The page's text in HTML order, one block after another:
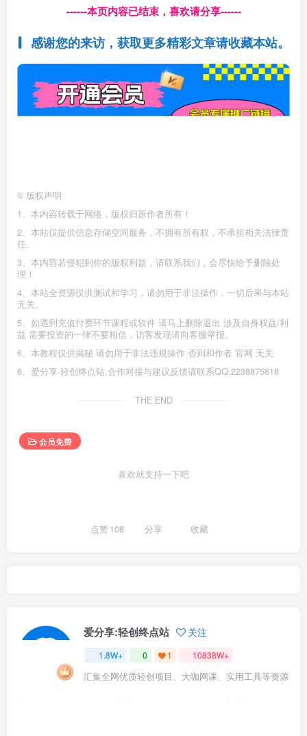
------本页内容已结束，喜欢请分享------
感谢您的来访，获取更多精彩文章请收藏本站。
© 版权声明
1、本内容转载于网络，版权归原作者所有！
2、本站仅提供信息存储空间服务，不拥有所有权，不承担相关法律责
任。
3、本内容若侵犯到你的版权利益，请联系我们，会尽快给予删除处
理！
4、本站全资源仅供测试和学习，请勿用于非法操作，一切后果与本站
无关。
5、如遇到充值付费环节课程或软件 请马上删除退出 涉及自身权益/利
益 需要投资的一律不要相信，访客发现请向客服举报。
6、本教程仅供揭秘 请勿用于非法违规操作 否则和作者 官网 无关
6、爱分享·轻创终点站,合作对接与建议反馈请联系QQ:2238875818
THE END
会员免费
喜欢就支持一下吧
点赞108 分享 收藏
爱分享:轻创终点站 关注
1.8W+ 0 1 10838W+
汇集全网优质轻创项目、大咖网课、实用工具等资源